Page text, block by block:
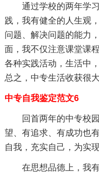
通过学校的两年学
践，我有健全的人生观
问题、解决问题的能力
面，我不仅注意课堂课
各种实践活动，生活中
总之，中专生活收获很
中专自我鉴定范文6
回首两年的中专校
望、有追求、有成功也
自我，充实自己，为实
在思想品德上，我